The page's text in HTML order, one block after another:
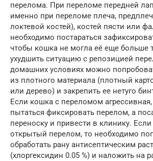
перелома. При переломе передней
именно при переломе плеча,
локтевой костей), костей пясти или
необходимо постараться
чтобы кошка не могла её еще больше
ухудшить ситуацию с репозицией
домашних условиях можно
из плотного материала (плотный
или дерево) и закрепить ее нетуго
Если кошка с переломом
пытаться фиксировать перелом, а
переноску и привести в клинику.
открытый перелом, то необходимо
обработать рану антисептическим
(хлоргексидин 0.05 %) и наложить на